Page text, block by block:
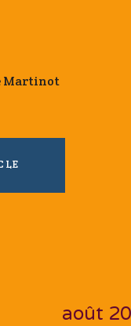
Martinot
août